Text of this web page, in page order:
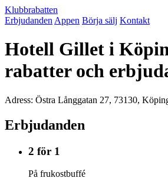
Klubbrabatten
Erbjudanden Appen Börja sälj Kontakt
Hotell Gillet i
rabatter och
Adress: Östra Långgatan 27, 73130,
Erbjudanden
2 för 1
På frukostbuffé